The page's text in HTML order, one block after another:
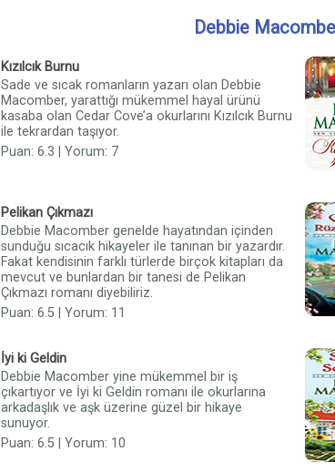
Debbie
Kızılcık Burnu
Sade ve sıcak romanların yazarı olan Debbie
Macomber, yarattığı mükemmel hayal ürünü
kasaba olan Cedar Cove’a okurlarını Kızılcık Burnu
ile tekrardan taşıyor.
Puan: 6.3 | Yorum: 7
Pelikan Çıkmazı
Debbie Macomber genelde hayatından içinden
sunduğu sıcacık hikayeler ile tanınan bir yazardır.
Fakat kendisinin farklı türlerde birçok kitapları da
mevcut ve bunlardan bir tanesi de Pelikan
Çıkmazı romanı diyebiliriz.
Puan: 6.5 | Yorum: 11
İyi ki Geldin
Debbie Macomber yine mükemmel bir iş
çıkartıyor ve İyi ki Geldin romanı ile okurlarına
arkadaşlık ve aşk üzerine güzel bir hikaye
sunuyor.
Puan: 6.5 | Yorum: 10